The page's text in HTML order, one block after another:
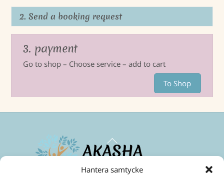
Hantera samtycke
2. Send a booking request
3. payment
Go to shop – Choose service – add to cart
To Shop
Back
To
Top